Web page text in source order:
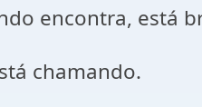
encontra, está
chamando.